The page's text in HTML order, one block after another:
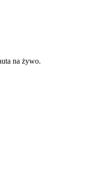
na żywo.